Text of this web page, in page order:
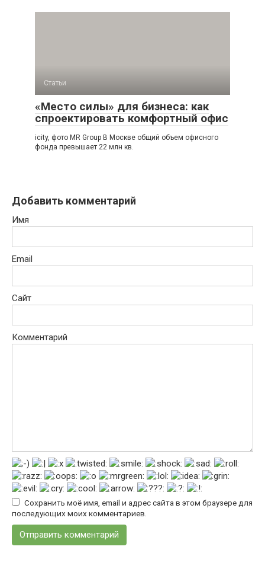
Статьи
«Место силы» для бизнеса: как
спроектировать комфортный офис
icity, фото MR Group В Москве общий объем офисного
фонда превышает 22 млн кв.
Добавить комментарий
Имя
Email
Сайт
Комментарий
Сохранить моё имя, email и адрес сайта в этом браузере для
последующих моих комментариев.